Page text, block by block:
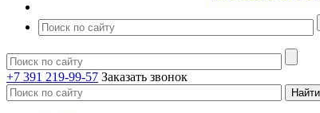
+7 391 219-99-57 Заказать звонок